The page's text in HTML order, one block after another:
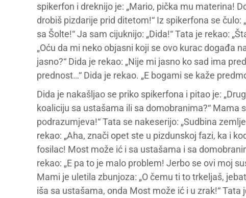
spikerfon i dreknijo je: „Mario, pička mu materina!
drobiš pizdarije prid ditetom!“ Iz spikerfona se
sa Šolte!“ Ja sam cijuknijo: „Dida!“ Tata je rekao:
„Oću da mi neko objasni koji se ovo kurac događa
jasno?“ Dida je rekao: „Nije mi jasno ko sad ima
prednost…“ Dida je rekao. „E bogami se kaže
Dida je nakašljao se priko spikerfona i pitao je:
koaliciju sa ustašama ili sa domobranima?“ Mama
podrazumjeva!“ Tata se nakeserijo: „Sudbina
rekao: „Aha, znači opet ste u pizdunskoj fazi, ka i
fosilac! Most može ić i sa ustašama i sa
rekao: „E pa to je malo problem! Jerbo se ovi moj
Mami je uletila zbunjoza: „O čemu ti to trkeljaš,
iša sa ustašama, onda Most može ić i u zrak!“ Tata